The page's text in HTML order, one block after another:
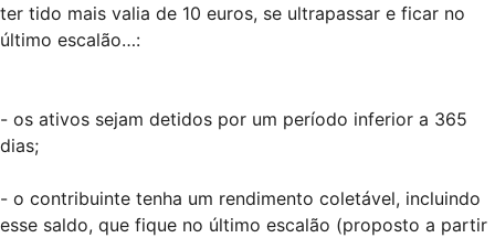
ter tido mais valia de 10 euros, se ultrapassar e ficar no
último escalão…:
- os ativos sejam detidos por um período inferior a 365
dias;
- o contribuinte tenha um rendimento coletável, incluindo
esse saldo, que fique no último escalão (proposto a partir